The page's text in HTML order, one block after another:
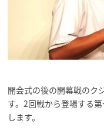
開会式の後の開幕戦のク
す。2回戦から登場する
します。